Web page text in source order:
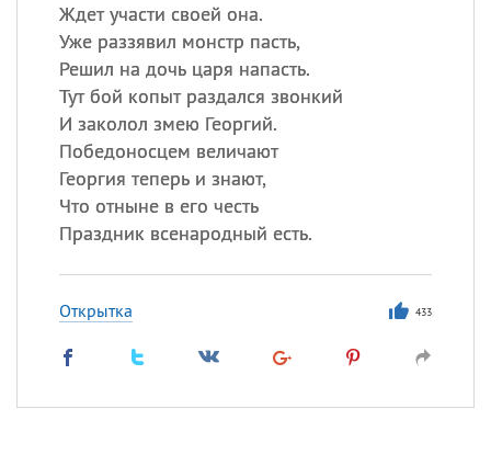
Ждет участи своей она.
Уже раззявил монстр пасть,
Решил на дочь царя напасть.
Тут бой копыт раздался звонкий
И заколол змею Георгий.
Победоносцем величают
Георгия теперь и знают,
Что отныне в его честь
Праздник всенародный есть.
Открытка 433